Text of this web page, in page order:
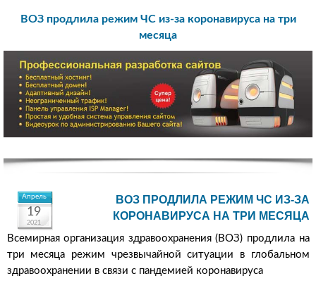
ВОЗ продлила режим ЧС из-за коронавируса на три
месяца
Апрель
19
2021
ВОЗ ПРОДЛИЛА РЕЖИМ ЧС ИЗ-ЗА
КОРОНАВИРУСА НА ТРИ МЕСЯЦА
Всемирная организация здравоохранения (ВОЗ) продлила на
три месяца режим чрезвычайной ситуации в глобальном
здравоохранении в связи с пандемией коронавируса